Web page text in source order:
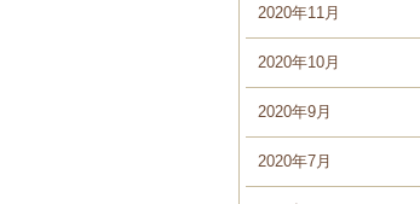
2020年11月
2020年10月
2020年9月
2020年7月